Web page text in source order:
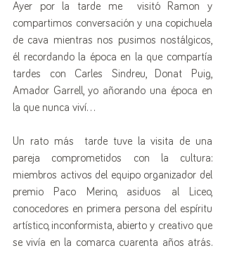
Ayer por la tarde me  visitó Ramon y
compartimos conversación y una copichuela
de cava mientras nos pusimos nostálgicos,
él recordando la época en la que compartía
tardes con Carles Sindreu, Donat Puig,
Amador Garrell, yo añorando una época en
la que nunca viví...
Un rato más  tarde tuve la visita de una
pareja comprometidos con la cultura:
miembros activos del equipo organizador del
premio Paco Merino, asiduos al Liceo,
conocedores en primera persona del espíritu
artístico, inconformista, abierto y creativo que
se vivía en la comarca cuarenta años atrás.